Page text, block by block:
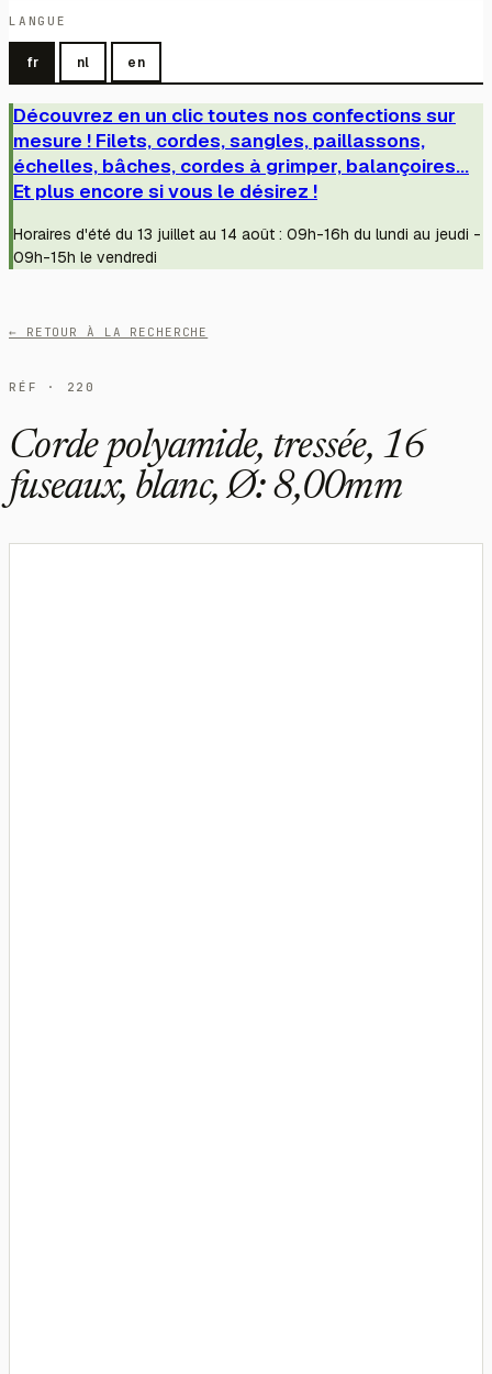
LANGUE
fr nl en
Découvrez en un clic toutes nos confections sur
mesure ! Filets, cordes, sangles, paillassons,
échelles, bâches, cordes à grimper, balançoires...
Et plus encore si vous le désirez !
Horaires d'été du 13 juillet au 14 août : 09h-16h du lundi au jeudi -
09h-15h le vendredi
← RETOUR À LA RECHERCHE
RÉF · 220
Corde polyamide, tressée, 16
fuseaux, blanc, Ø: 8,00mm